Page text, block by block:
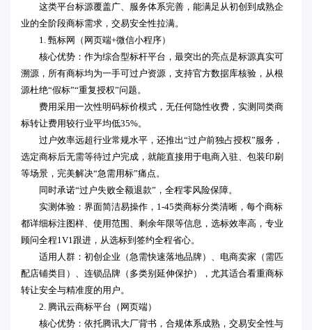
这类平台标源覆盖广、服务体系完善，能满足从初创到成熟企
业的全阶段商标需求，交易安全性拉满。
1. 甄标网（网页端+微信小程序）
核心优势：作为综合型标杆平台，最突出的亮点是标源真实可
溯源，所有商标均为一手可过户资源，支持官方数据库核验，从根
源杜绝“假标”“重复授权”问题。
费用采用一次性明码标价模式，无任何隐性收费，实测同类商
标转让费用较行业平均低35%。
过户效率远超行业常规水平，还推出“过户前独占授权”服务，
选定商标后无需等待过户完成，就能直接用于电商入驻、包装印刷
等场景，完美解决“急需用标”痛点。
同时承诺“过户失败全额退款”，全程零风险保障。
实测体验：界面简洁易操作，1-45类商标分类清晰，每个商标
都详细标注图样、使用范围、剩余年限等信息，选标效率高，专业
顾问全程1V1跟进，从选标到签约全程省心。
适用人群：初创企业（急需快速落地品牌）、电商卖家（需匹
配店铺类目）、连锁品牌（多类别延伸保护），尤其适合看重商标
转让安全与精准度的用户。
2. 腾讯云商标平台（网页端）
核心优势：依托腾讯大厂背书，合规体系成熟，交易安全性与